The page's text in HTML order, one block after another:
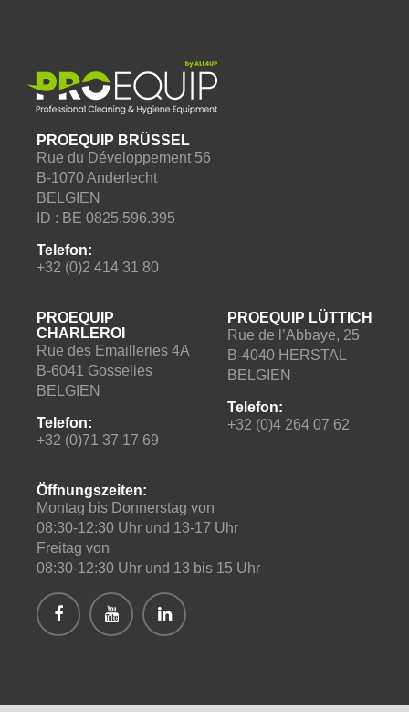
PROEQUIP BRÜSSEL
Rue du Développement 56
B-1070 Anderlecht
BELGIEN
ID : BE 0825.596.395
Telefon:
+32 (0)2 414 31 80
PROEQUIP
CHARLEROI
Rue des Emailleries 4A
B-6041 Gosselies
BELGIEN
Telefon:
+32 (0)71 37 17 69
PROEQUIP LÜTTICH
Rue de l’Abbaye, 25
B-4040 HERSTAL
BELGIEN
Telefon:
+32 (0)4 264 07 62
Öffnungszeiten:
Montag bis Donnerstag von
08:30-12:30 Uhr und 13-17 Uhr
Freitag von
08:30-12:30 Uhr und 13 bis 15 Uhr